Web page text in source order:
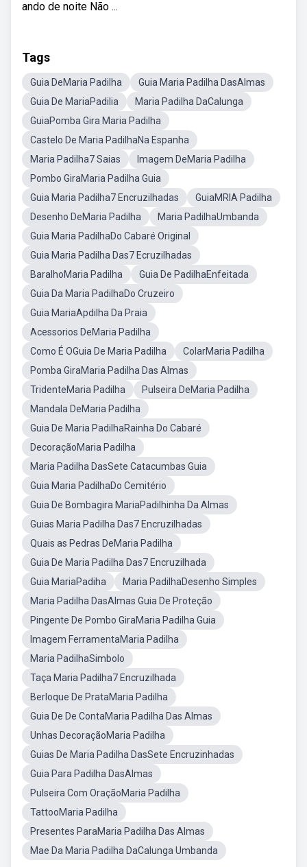
ando de noite Não ...
Tags
Guia DeMaria Padilha
Guia Maria Padilha DasAlmas
Guia De MariaPadilia
Maria Padilha DaCalunga
GuiaPomba Gira Maria Padilha
Castelo De Maria PadilhaNa Espanha
Maria Padilha7 Saias
Imagem DeMaria Padilha
Pombo GiraMaria Padilha Guia
Guia Maria Padilha7 Encruzilhadas
GuiaMRIA Padilha
Desenho DeMaria Padilha
Maria PadilhaUmbanda
Guia Maria PadilhaDo Cabaré Original
Guia Maria Padilha Das7 Ecruzilhadas
BaralhoMaria Padilha
Guia De PadilhaEnfeitada
Guia Da Maria PadilhaDo Cruzeiro
Guia MariaApdilha Da Praia
Acessorios DeMaria Padilha
Como É OGuia De Maria Padilha
ColarMaria Padilha
Pomba GiraMaria Padilha Das Almas
TridenteMaria Padilha
Pulseira DeMaria Padilha
Mandala DeMaria Padilha
Guia De Maria PadilhaRainha Do Cabaré
DecoraçãoMaria Padilha
Maria Padilha DasSete Catacumbas Guia
Guia Maria PadilhaDo Cemitério
Guia De Bombagira MariaPadilhinha Da Almas
Guias Maria Padilha Das7 Encruzilhadas
Quais as Pedras DeMaria Padilha
Guia De Maria Padilha Das7 Encruzilhada
Guia MariaPadiha
Maria PadilhaDesenho Simples
Maria Padilha DasAlmas Guia De Proteção
Pingente De Pombo GiraMaria Padilha Guia
Imagem FerramentaMaria Padilha
Maria PadilhaSimbolo
Taça Maria Padilha7 Encruzilhada
Berloque De PrataMaria Padilha
Guia De De ContaMaria Padilha Das Almas
Unhas DecoraçãoMaria Padilha
Guias De Maria Padilha DasSete Encruzinhadas
Guia Para Padilha DasAlmas
Pulseira Com OraçãoMaria Padilha
TattooMaria Padilha
Presentes ParaMaria Padilha Das Almas
Mae Da Maria Padilha DaCalunga Umbanda